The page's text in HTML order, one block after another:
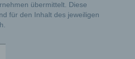
übermittelt. Diese
für den Inhalt des jeweiligen